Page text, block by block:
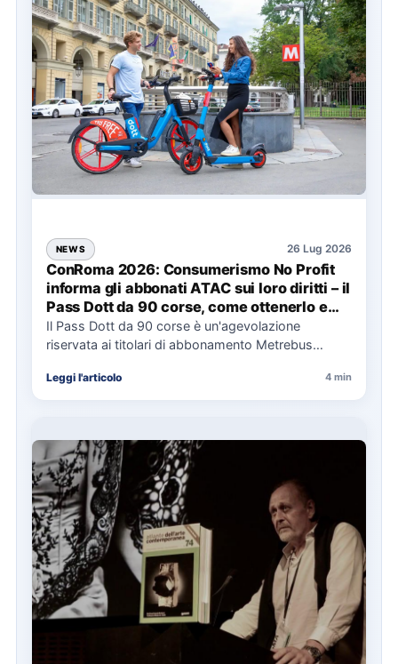
NEWS 26 Lug 2026
ConRoma 2026: Consumerismo No Profit
informa gli abbonati ATAC sui loro diritti – il
Pass Dott da 90 corse, come ottenerlo e
cosa spetta in caso di disservizi
Il Pass Dott da 90 corse è un'agevolazione
riservata ai titolari di abbonamento Metrebus
Leggi l'articolo 4 min